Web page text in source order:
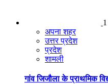
अपना शहर
उत्तर प्रदेश
प्रदेश
शामली
गांव जिजौला के प्राथमिक